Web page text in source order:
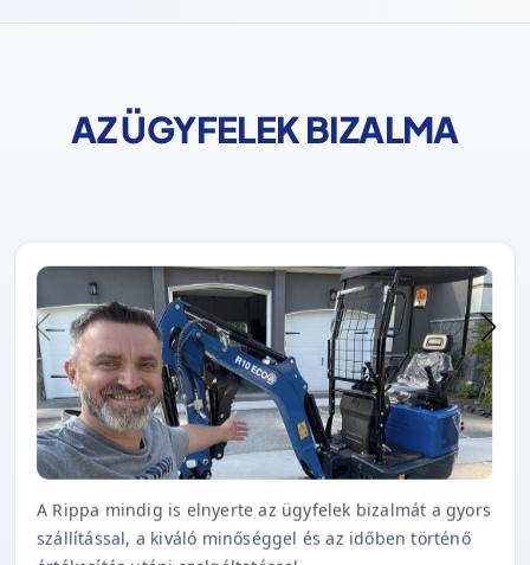
AZ ÜGYFELEK BIZALMA
A Rippa mindig is elnyerte az ügyfelek bizalmát a gyors
szállítással, a kiváló minőséggel és az időben történő
értékesítés utáni szolgáltatással.